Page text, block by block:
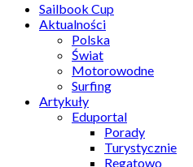
Sailbook Cup
Aktualności
Polska
Świat
Motorowodne
Surfing
Artykuły
Eduportal
Porady
Turystycznie
Regatowo